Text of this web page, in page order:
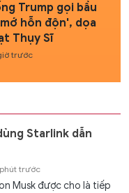
Trump gọi bầu
hỗn độn', dọa
Thụy Sĩ
trước
Starlink dẫn
trước
Musk được cho là tiếp